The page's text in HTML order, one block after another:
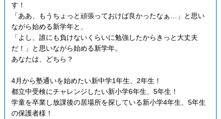
す！
「ああ、もうちょっと頑張っておけば良かったなぁ…」と思い
ながら始める新学年と、
「よし、誰にも負けないくらいに勉強したからきっと大丈夫
だ！」と思いながら始める新学年。
あなたは、どちら？
4月から塾通いを始めたい新中学1年生、2年生！
都立中受検にチャレンジしたい新小学6年生、5年生！
学童を卒業し放課後の居場所を探している新小学4年生、5年生
の保護者様！